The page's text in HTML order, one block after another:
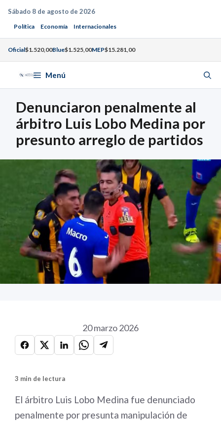
Saltar
contenido
Sábado 8 de agosto de 2026
Política Economía Internacionales
Oficial$1.520,00Blue$1.525,00MEP$15.281,00
Menú
Denunciaron penalmente al
árbitro Luis Lobo Medina por
presunto arreglo de partidos
20 marzo 2026
3 min de lectura
El árbitro Luis Lobo Medina fue denunciado
penalmente por presunta manipulación de